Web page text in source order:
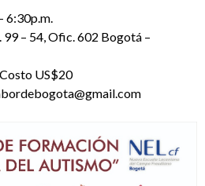
6:30p.m.
– 54, Ofic. 602 Bogotá –
US$20